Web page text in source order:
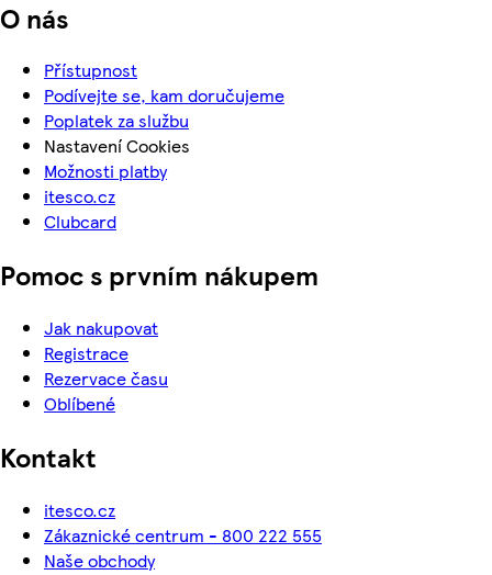
O nás
Přístupnost
Podívejte se, kam doručujeme
Poplatek za službu
Nastavení Cookies
Možnosti platby
itesco.cz
Clubcard
Pomoc s prvním nákupem
Jak nakupovat
Registrace
Rezervace času
Oblíbené
Kontakt
itesco.cz
Zákaznické centrum - 800 222 555
Naše obchody